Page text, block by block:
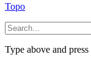
Topo
Type above and press